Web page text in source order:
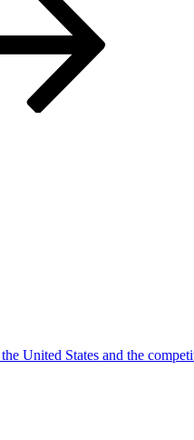
United States and the